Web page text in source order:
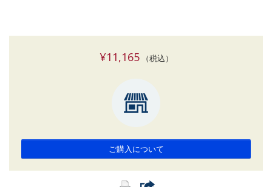
¥11,165（税込）
ご購入について